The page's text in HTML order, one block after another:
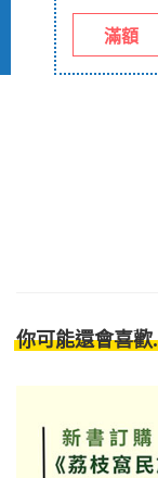
滿額
你可能還會喜歡